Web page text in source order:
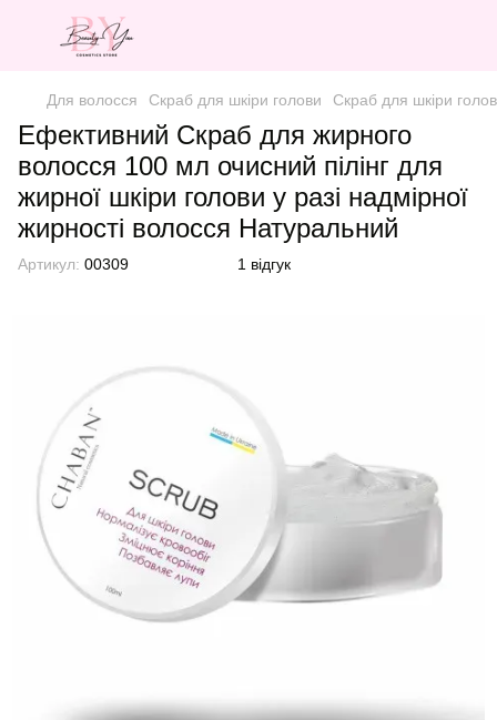
Для волосся Скраб для шкіри голови Скраб для шкіри
Ефективний Скраб для жирного
волосся 100 мл очисний пілінг для
жирної шкіри голови у разі надмірної
жирності волосся Натуральний
Артикул: 00309 1 відгук